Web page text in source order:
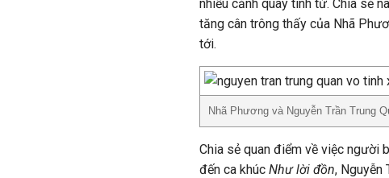
nhiều cảnh quay tình tứ. Chia sẻ
tăng cân trông thấy của Nhã
tới.
Nhã Phương và Nguyễn Trần Trung
Chia sẻ quan điểm về việc người
đến ca khúc Như lời đồn, Nguyễn